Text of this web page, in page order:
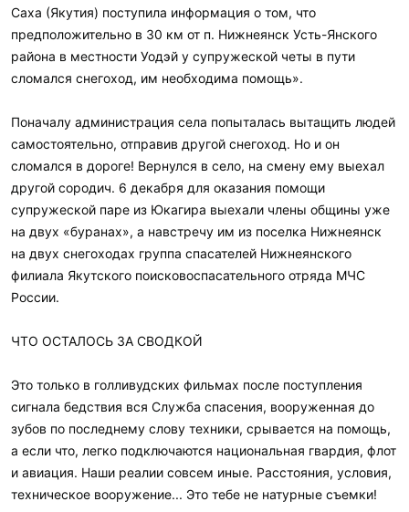
Саха (Якутия) поступила информация о том, что
предположительно в 30 км от п. Нижнеянск Усть-Янского
района в местности Уодэй у супружеской четы в пути
сломался снегоход, им необходима помощь».
Поначалу администрация села попыталась вытащить людей
самостоятельно, отправив другой снегоход. Но и он
сломался в дороге! Вернулся в село, на смену ему выехал
другой сородич. 6 декабря для оказания помощи
супружеской паре из Юкагира выехали члены общины уже
на двух «буранах», а навстречу им из поселка Нижнеянск
на двух снегоходах группа спасателей Нижнеянского
филиала Якутского поисковоспасательного отряда МЧС
России.
ЧТО ОСТАЛОСЬ ЗА СВОДКОЙ
Это только в голливудских фильмах после поступления
сигнала бедствия вся Служба спасения, вооруженная до
зубов по последнему слову техники, срывается на помощь,
а если что, легко подключаются национальная гвардия, флот
и авиация. Наши реалии совсем иные. Расстояния, условия,
техническое вооружение... Это тебе не натурные съемки!